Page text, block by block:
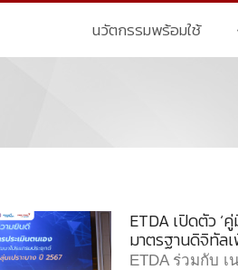
นวัตกรรมพร้อมใช้
ETDA เปิดตัว
มาตรฐานดิจิทัล
ETDA ร่วมกับ